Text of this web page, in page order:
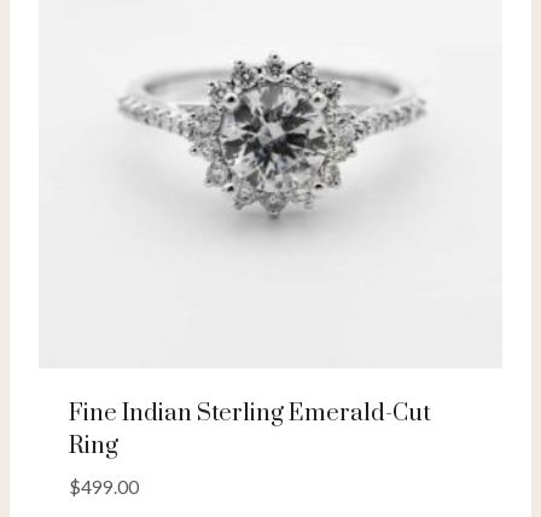
Fine Indian Sterling Emerald-Cut
Ring
$499.00